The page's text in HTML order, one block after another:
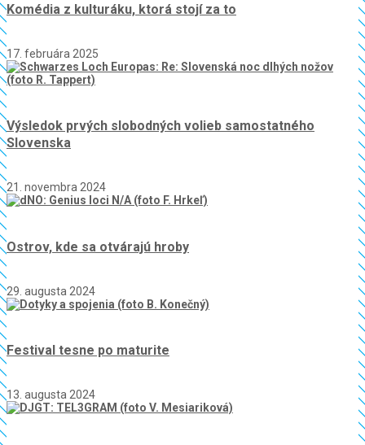
Komédia z kulturáku, ktorá stojí za to
17. februára 2025
Výsledok prvých slobodných volieb samostatného
Slovenska
21. novembra 2024
Ostrov, kde sa otvárajú hroby
29. augusta 2024
Festival tesne po maturite
13. augusta 2024